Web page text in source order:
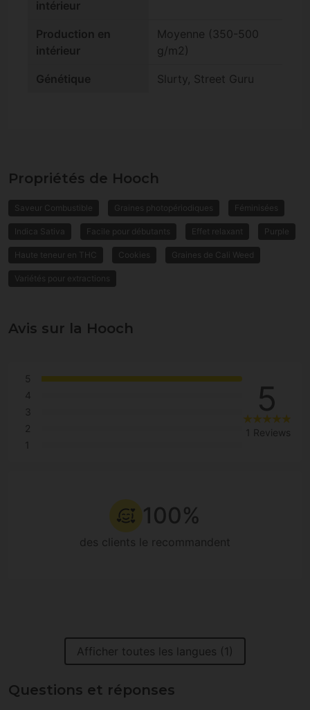
intérieur
Production en
intérieur
Moyenne (350-500
g/m2)
Génétique Slurty, Street Guru
Propriétés de Hooch
Saveur Combustible Graines photopériodiques Féminisées
Indica Sativa Facile pour débutants Effet relaxant Purple
Haute teneur en THC Cookies Graines de Cali Weed
Variétés pour extractions
Avis sur la Hooch
5
4
3
2
1
5
1 Reviews
100%
des clients le recommandent
Afficher toutes les langues (1)
Questions et réponses